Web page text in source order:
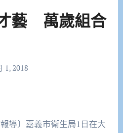
藝 萬歲組合
1, 2018
導〕嘉義市衛生局1日在大